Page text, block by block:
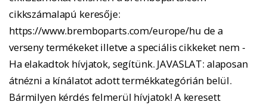
cikkszámalapú keresője:
https://www.bremboparts.com/europe/hu de a
verseny termékeket illetve a speciális cikkeket nem -
Ha elakadtok hívjatok, segítünk. JAVASLAT: alaposan
átnézni a kínálatot adott termékkategórián belül.
Bármilyen kérdés felmerül hívjatok! A keresett